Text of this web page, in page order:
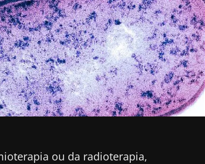
ou da radioterapia,